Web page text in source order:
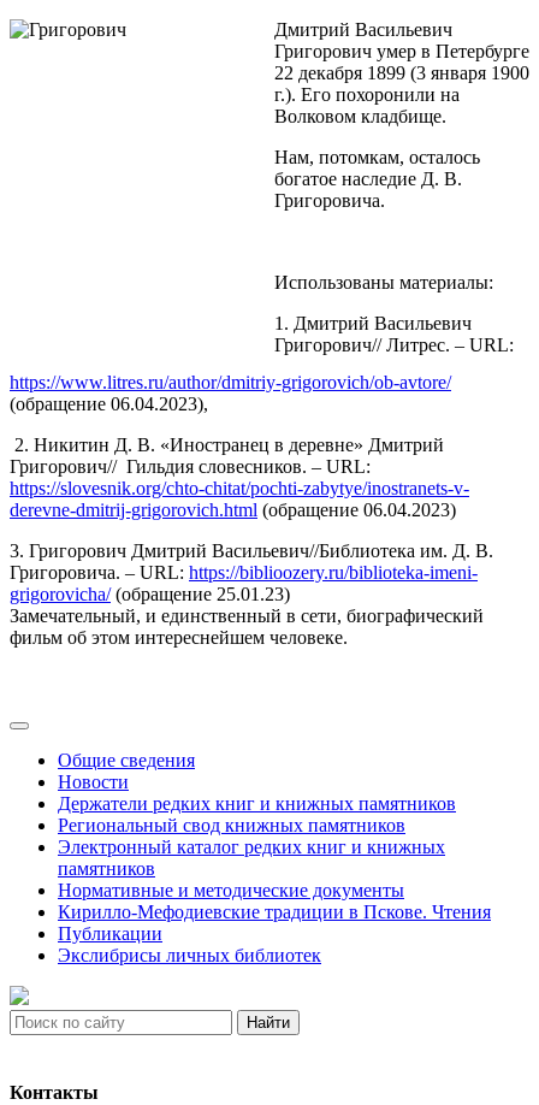
Дмитрий Васильевич
Григорович умер в Петербурге
22 декабря 1899 (3 января 1900
г.). Его похоронили на
Волковом кладбище.
Нам, потомкам, осталось
богатое наследие Д. В.
Григоровича.
Использованы материалы:
1. Дмитрий Васильевич
Григорович// Литрес. – URL:
https://www.litres.ru/author/dmitriy-grigorovich/ob-avtore/
(обращение 06.04.2023),
2. Никитин Д. В. «Иностранец в деревне» Дмитрий
Григорович// Гильдия словесников. – URL:
https://slovesnik.org/chto-chitat/pochti-zabytye/inostranets-v-
derevne-dmitrij-grigorovich.html (обращение 06.04.2023)
3. Григорович Дмитрий Васильевич//Библиотека им. Д. В.
Григоровича. – URL: https://biblioozery.ru/biblioteka-imeni-
grigorovicha/(обращение 25.01.23)
Замечательный, и единственный в сети, биографический
фильм об этом интереснейшем человеке.
Общие сведения
Новости
Держатели редких книг и книжных памятников
Региональный свод книжных памятников
Электронный каталог редких книг и книжных
памятников
Нормативные и методические документы
Кирилло-Мефодиевские традиции в Пскове. Чтения
Публикации
Экслибрисы личных библиотек
Найти
Контакты